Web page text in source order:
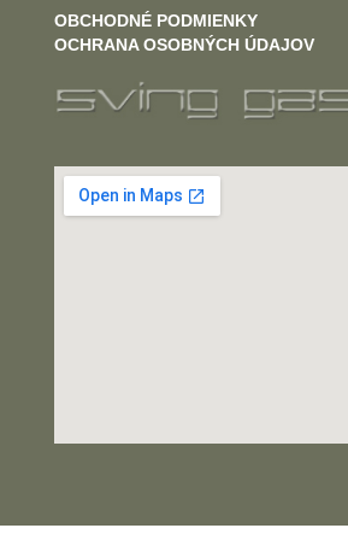
OBCHODNÉ PODMIENKY
OCHRANA OSOBNÝCH ÚDAJOV